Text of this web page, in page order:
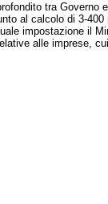
tra Governo
al calcolo di 3-
impostazione il
alle imprese,